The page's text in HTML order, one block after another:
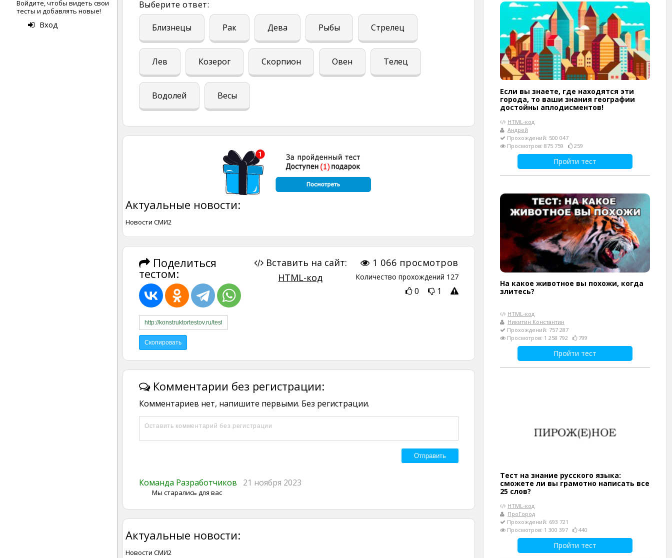
Войдите, чтобы видеть свои
тесты и добавлять новые!
Вход
Выберите ответ:
Близнецы Рак Дева Рыбы Стрелец
Лев Козерог Скорпион Овен Телец
Водолей Весы
Актуальные новости:
Новости СМИ2
Поделиться
тестом:
1 066 просмотров
Количество прохождений 127
0 1
Вставить на сайт:
HTML-код
Комментарии без регистрации:
Комментариев нет, напишите первыми. Без регистрации.
Команда Разработчиков 21 ноября 2023
Мы старались для вас
Актуальные новости:
Новости СМИ2
Если вы знаете, где находятся эти
города, то ваши знания географии
достойны аплодисментов!
HTML-код
Андрей
Прохождений: 500 047
Просмотров: 875 759
259
Пройти тест
На какое животное вы похожи, когда
злитесь?
HTML-код
Никитин Константин
Прохождений: 757 287
Просмотров: 1 258 792
799
Пройти тест
Тест на знание русского языка:
сможете ли вы грамотно написать все
25 слов?
HTML-код
ПроГород
Прохождений: 693 721
Просмотров: 1 300 397
440
Пройти тест